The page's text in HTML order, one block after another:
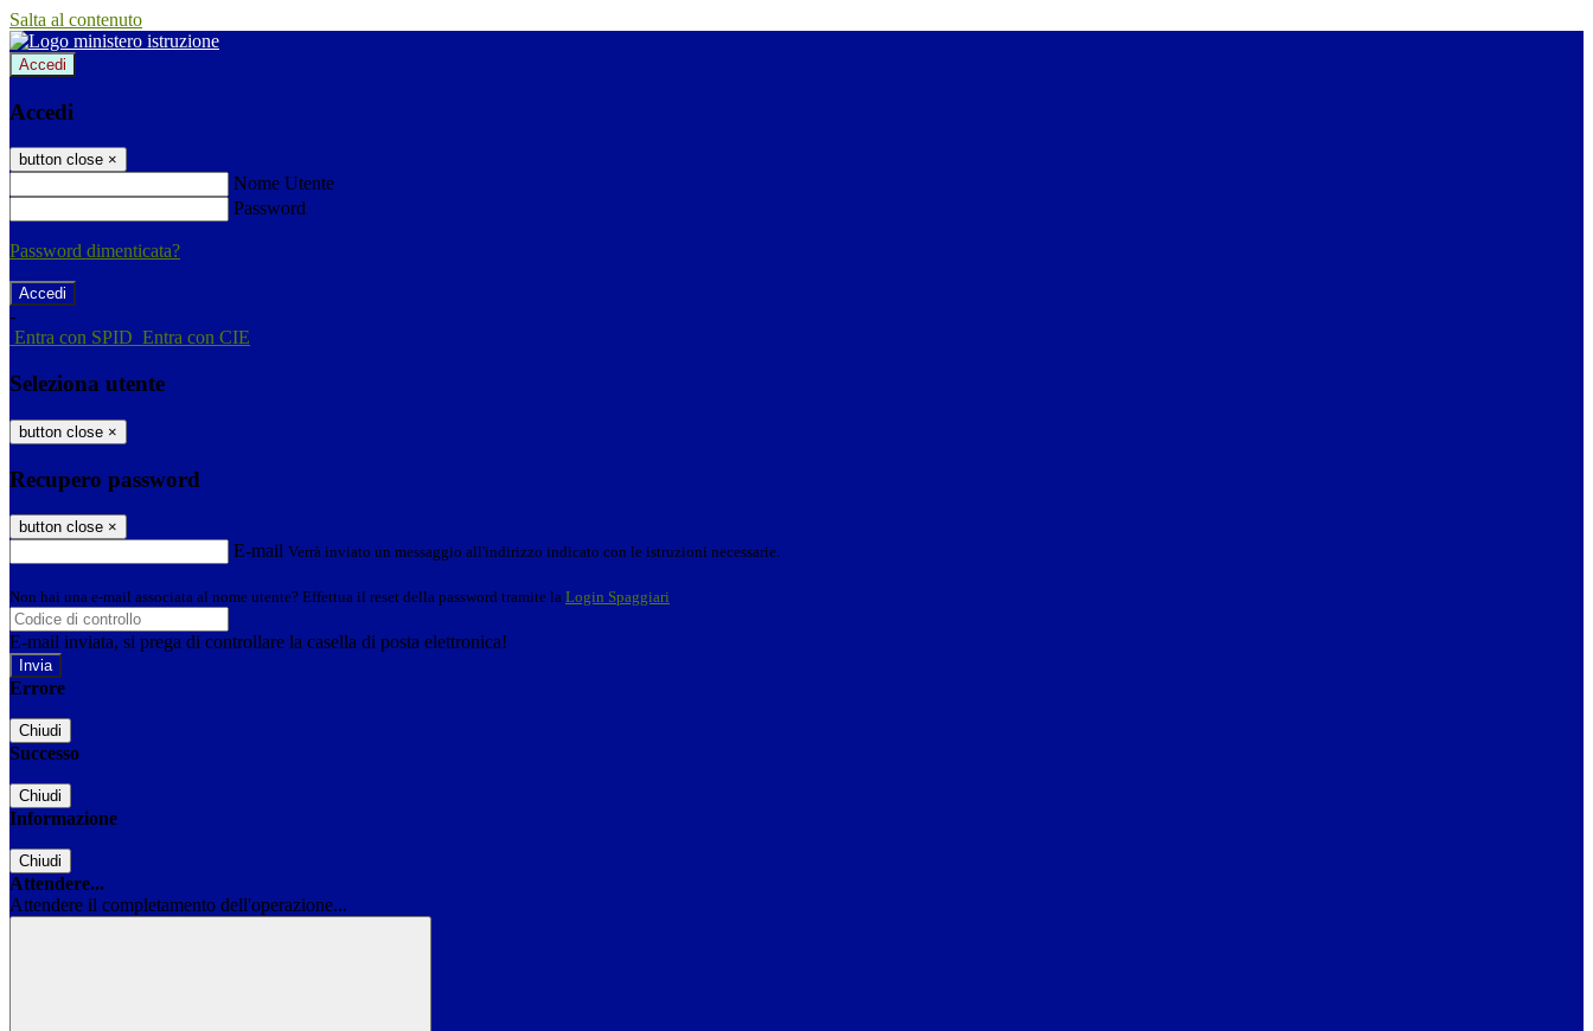
Salta al contenuto
Accedi
Accedi
button close ×
Nome Utente
Password
Password dimenticata?
-
Entra con SPID Entra con CIE
Seleziona utente
button close ×
Recupero password
button close ×
E-mail Verrà inviato un messaggio all'indirizzo indicato con le istruzioni necessarie.
Non hai una e-mail associata al nome utente? Effettua il reset della password tramite la Login Spaggiari
E-mail inviata, si prega di controllare la casella di posta elettronica!
Errore
Chiudi
Successo
Chiudi
Informazione
Chiudi
Attendere...
Attendere il completamento dell'operazione...